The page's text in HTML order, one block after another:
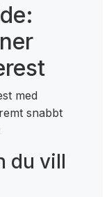
med
snabbt
du vill